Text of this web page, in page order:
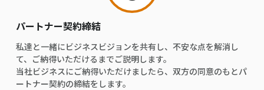
パートナー契約締結
私達と一緒にビジネスビジョンを共有し、不安な点を解消し
て、ご納得いただけるまでご説明します。
当社ビジネスにご納得いただけましたら、双方の同意のもとパ
ートナー契約の締結をします。